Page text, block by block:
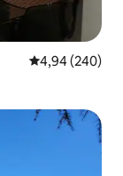
4,94 (240)